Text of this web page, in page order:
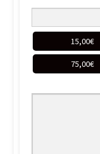
15,00€
75,00€